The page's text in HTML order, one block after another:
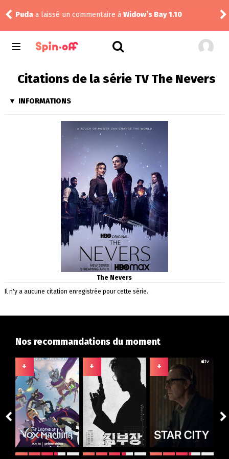
Puda a laissé un commentaire à Widow’s Bay 1.10
Citations de la série TV The Nevers
INFORMATIONS
The Nevers
Il n'y a aucune citation enregistrée pour cette série.
Nos recommandations du moment
+ + +